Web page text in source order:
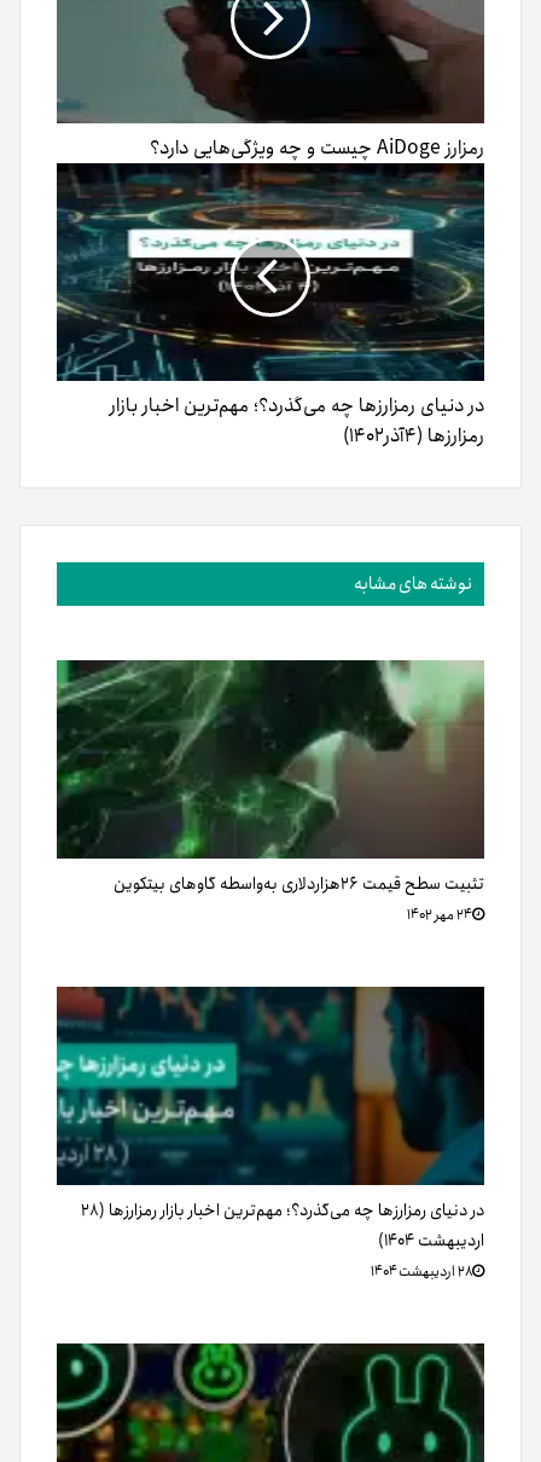
رمزارز AiDoge چیست و چه ویژگی‌هایی دارد؟
در دنیای رمزارزها چه می‌گذرد؟؛ مهم‌ترین اخبار بازار
رمزارزها (۴آذر‌۱۴۰۲)
نوشته های مشابه
تثبیت سطح قیمت ۲۶هزاردلاری به‌واسطه گاوهای بیتکوین
۲۴ مهر ۱۴۰۲
در دنیای رمزارزها چه می‌گذرد؟؛ مهم‌ترین اخبار بازار رمزارزها (۲۸
اردیبهشت ۱۴۰۴)
۲۸ اردیبهشت ۱۴۰۴